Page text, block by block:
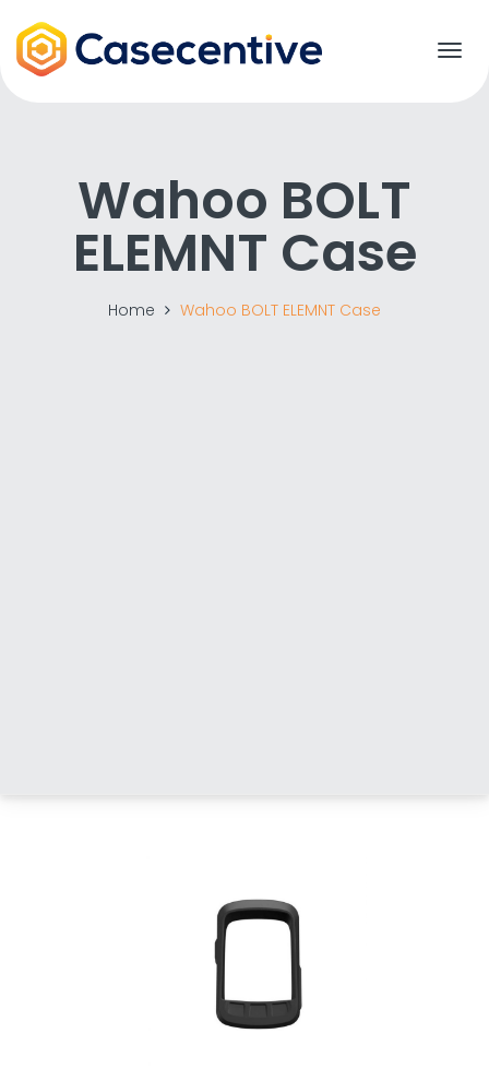
T
Wahoo BOLT
ELEMNT Case
Home Wahoo BOLT ELEMNT Case